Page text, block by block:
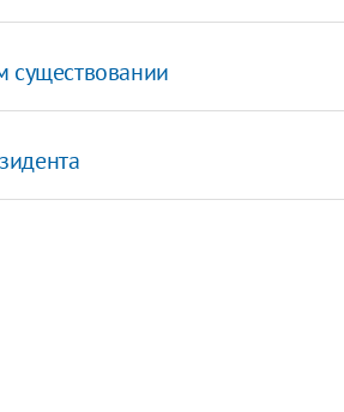
существовании